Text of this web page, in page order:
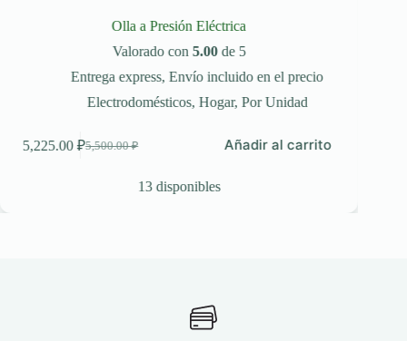
Olla a Presión Eléctrica
Valorado con 5.00de 5
Entrega express,Envío incluido en el precio
Electrodomésticos, Hogar, Por Unidad
5,500.00₽
El
5,225.00₽
El
Añadir al carrito
13 disponibles
producto